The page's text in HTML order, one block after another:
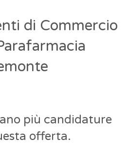
di Commercio
più candidature
offerta.